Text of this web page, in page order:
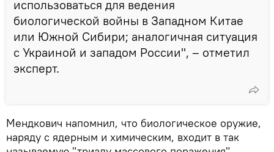
использоваться для ведения
биологической войны в Западном Китае
или Южной Сибири; аналогичная ситуация
с Украиной и западом России", – отметил
эксперт.
Мендкович напомнил, что биологическое оружие,
наряду с ядерным и химическим, входит в так